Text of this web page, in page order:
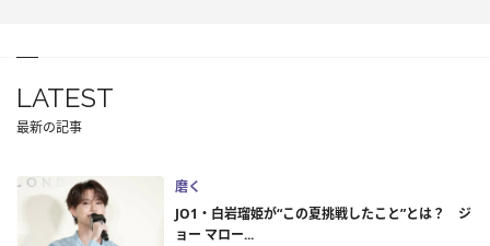
LATEST
最新の記事
磨く
JO1・白岩瑠姫が“この夏挑戦したこと”とは？ ジ
ョー マロー...